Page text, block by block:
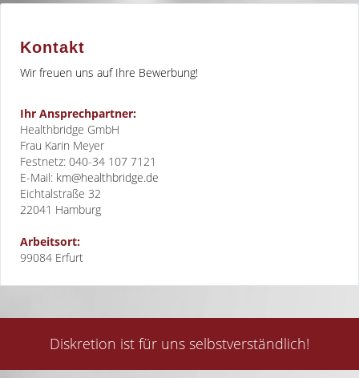
Kontakt
Wir freuen uns auf Ihre Bewerbung!
Ihr Ansprechpartner:
Healthbridge GmbH
Frau Karin Meyer
Festnetz: 040-34 107 7121
E-Mail: km@healthbridge.de
Eichtalstraße 32
22041 Hamburg
Arbeitsort:
99084 Erfurt
Diskretion ist für uns selbstverständlich!